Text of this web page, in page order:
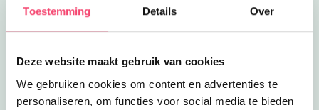
Toestemming Details Over
Deze website maakt gebruik van cookies
We gebruiken cookies om content en advertenties te
personaliseren, om functies voor social media te bieden
1.1 km
alleen goed rijden, er is ook tijd voor
Feest in de manege
verjaardag vieren. Je gaat ponyrijden,
een speurtocht doen en meer.